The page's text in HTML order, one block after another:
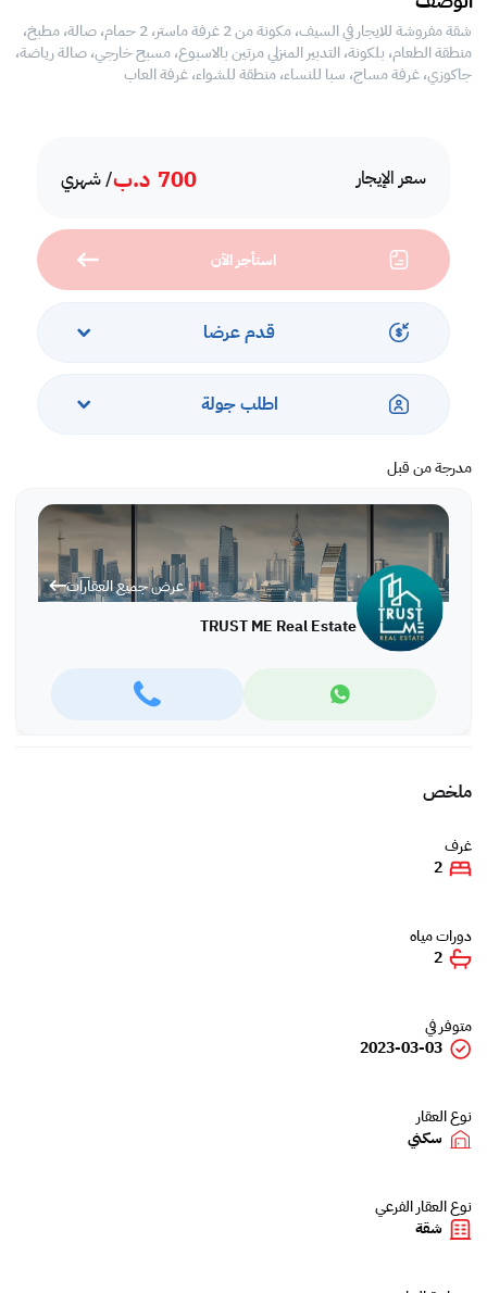
سعر الإيجار 700 د.ب/ شهري
استأجر الآن
قدم عرضا
اطلب جولة
مدرجة من قبل
عرض جميع العقارات
TRUST ME Real Estate
شقة مفروشة للايجار في السيف، مكونة من 2 غرفة ماستر، 2 حمام، صالة، مطبخ،
منطقة الطعام، بلكونة، التدبير المنزلي مرتين بالاسبوع، مسبح خارجي، صالة رياضة،
جاكوزي، غرفة مساج، سبا للنساء، منطقة للشواء، غرفة العاب
ملخص
غرف
2
دورات مياه
2
متوفر في
2023-03-03
نوع العقار
سكني
نوع العقار الفرعي
شقة